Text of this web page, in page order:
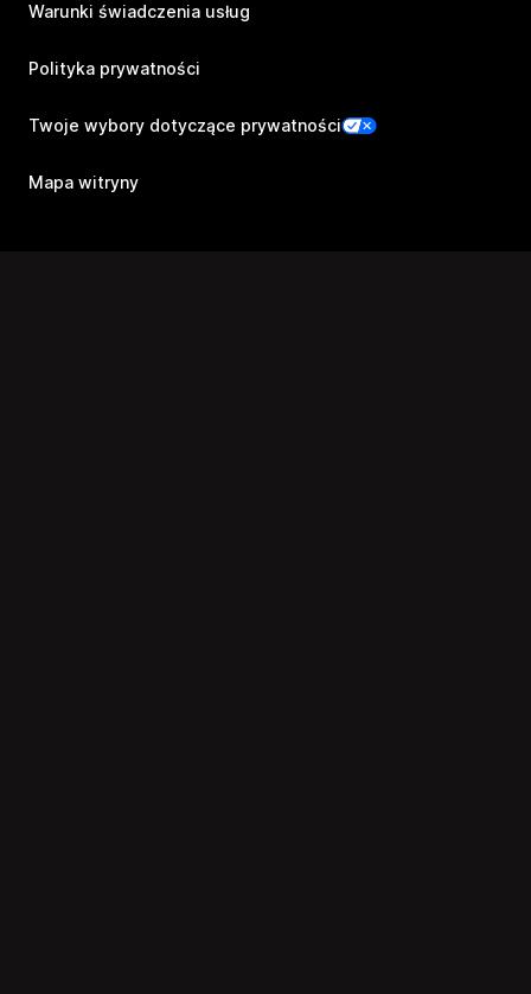
Warunki świadczenia usług
Polityka prywatności
Twoje wybory dotyczące prywatności
Mapa witryny